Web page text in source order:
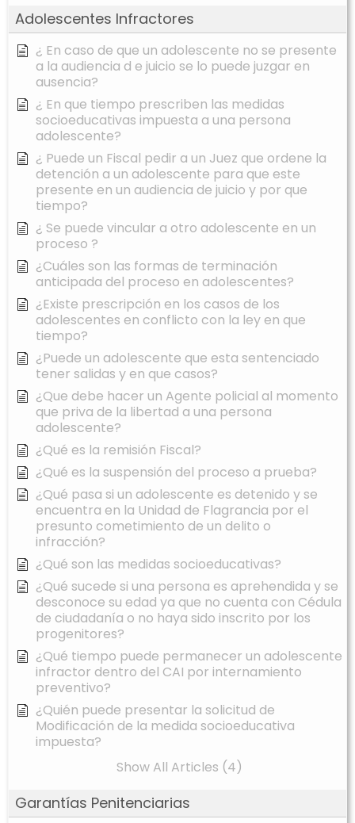
Adolescentes Infractores
¿ En caso de que un adolescente no se presente
a la audiencia d e juicio se lo puede juzgar en
ausencia?
¿ En que tiempo prescriben las medidas
socioeducativas impuesta a una persona
adolescente?
¿ Puede un Fiscal pedir a un Juez que ordene la
detención a un adolescente para que este
presente en un audiencia de juicio y por que
tiempo?
¿ Se puede vincular a otro adolescente en un
proceso ?
¿Cuáles son las formas de terminación
anticipada del proceso en adolescentes?
¿Existe prescripción en los casos de los
adolescentes en conflicto con la ley en que
tiempo?
¿Puede un adolescente que esta sentenciado
tener salidas y en que casos?
¿Que debe hacer un Agente policial al momento
que priva de la libertad a una persona
adolescente?
¿Qué es la remisión Fiscal?
¿Qué es la suspensión del proceso a prueba?
¿Qué pasa si un adolescente es detenido y se
encuentra en la Unidad de Flagrancia por el
presunto cometimiento de un delito o
infracción?
¿Qué son las medidas socioeducativas?
¿Qué sucede si una persona es aprehendida y se
desconoce su edad ya que no cuenta con Cédula
de ciudadanía o no haya sido inscrito por los
progenitores?
¿Qué tiempo puede permanecer un adolescente
infractor dentro del CAI por internamiento
preventivo?
¿Quién puede presentar la solicitud de
Modificación de la medida socioeducativa
impuesta?
Show All Articles (4)
Garantías Penitenciarias